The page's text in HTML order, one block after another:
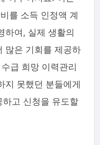
를 소득 인정액 계
하여, 실제 생활의
많은 기회를 제공하
급 희망 이력관리
지 못했던 분들에게
하고 신청을 유도할